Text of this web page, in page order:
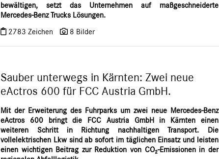
bewältigen, setzt das Unternehmen auf maßgeschneiderte
Mercedes-Benz Trucks Lösungen.
2783 Zeichen 8 Bilder
Sauber unterwegs in Kärnten: Zwei neue
eActros 600 für FCC Austria GmbH.
Mit der Erweiterung des Fuhrparks um zwei neue Mercedes-Benz
eActros 600 bringt die FCC Austria GmbH in Kärnten einen
weiteren Schritt in Richtung nachhaltigen Transport. Die
vollelektrischen Lkw sind ab sofort im täglichen Einsatz und leisten
einen wichtigen Beitrag zur Reduktion von CO₂-Emissionen in der